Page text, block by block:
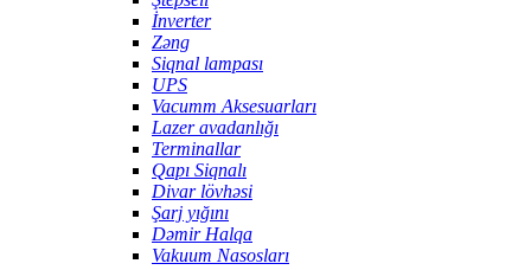
İnverter
Zəng
Siqnal lampası
UPS
Vacumm Aksesuarları
Lazer avadanlığı
Terminallar
Qapı Siqnalı
Divar lövhəsi
Şarj yığını
Dəmir Halqa
Vakuum Nasosları